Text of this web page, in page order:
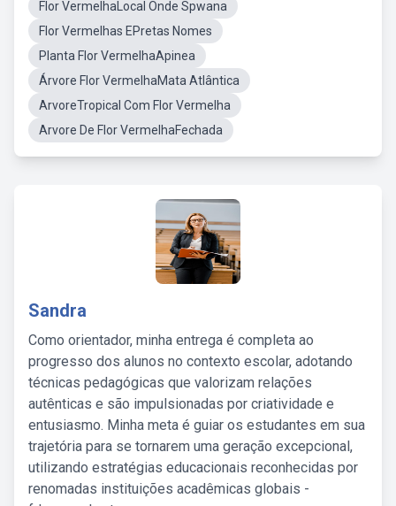
Flor VermelhaLocal Onde Spwana
Flor Vermelhas EPretas Nomes
Planta Flor VermelhaApinea
Árvore Flor VermelhaMata Atlântica
ArvoreTropical Com Flor Vermelha
Arvore De Flor VermelhaFechada
Sandra
Como orientador, minha entrega é completa ao
progresso dos alunos no contexto escolar, adotando
técnicas pedagógicas que valorizam relações
autênticas e são impulsionadas por criatividade e
entusiasmo. Minha meta é guiar os estudantes em sua
trajetória para se tornarem uma geração excepcional,
utilizando estratégias educacionais reconhecidas por
renomadas instituições acadêmicas globais -